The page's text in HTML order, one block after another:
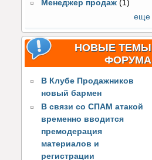
Менеджер продаж (1)
еще
НОВЫЕ ТЕМЫ
ФОРУМА
В Клубе Продажников
новый бармен
В связи со СПАМ атакой
временно вводится
премодерация
материалов и
регистрации